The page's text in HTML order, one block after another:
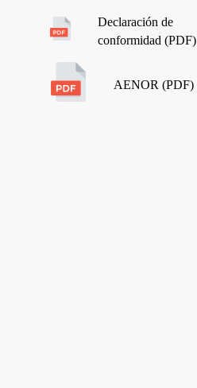
Declaración de
conformidad (PDF)
AENOR (PDF)